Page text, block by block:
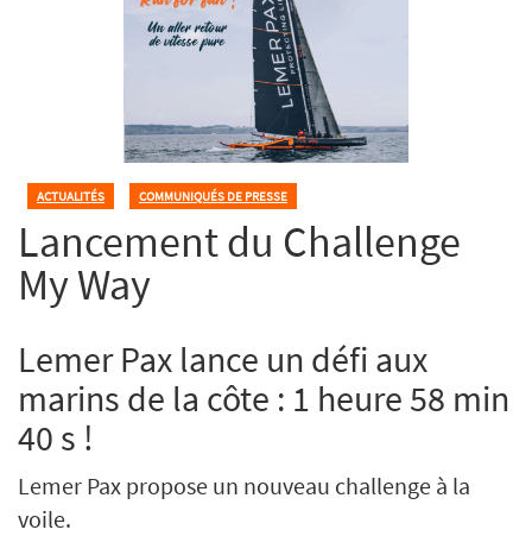
ACTUALITÉS COMMUNIQUÉS DE PRESSE
Lancement du Challenge
My Way
Lemer Pax lance un défi aux
marins de la côte : 1 heure 58 min
40 s !
Lemer Pax propose un nouveau challenge à la
voile.